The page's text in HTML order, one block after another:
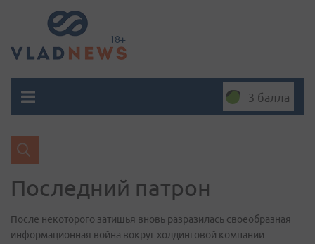
3 балла
Последний патрон
После некоторого затишья вновь разразилась своеобразная
информационная война вокруг холдинговой компании